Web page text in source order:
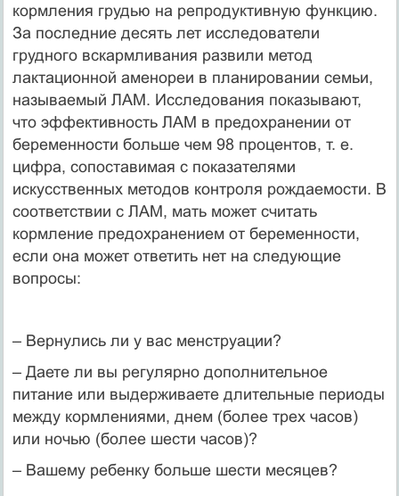
кормления грудью на репродуктивную функцию.
За последние десять лет исследователи
грудного вскармливания развили метод
лактационной аменореи в планировании семьи,
называемый ЛАМ. Исследования показывают,
что эффективность ЛАМ в предохранении от
беременности больше чем 98 процентов, т. е.
цифра, сопоставимая с показателями
искусственных методов контроля рождаемости. В
соответствии с ЛАМ, мать может считать
кормление предохранением от беременности,
если она может ответить нет на следующие
вопросы:
– Вернулись ли у вас менструации?
– Даете ли вы регулярно дополнительное
питание или выдерживаете длительные периоды
между кормлениями, днем (более трех часов)
или ночью (более шести часов)?
– Вашему ребенку больше шести месяцев?